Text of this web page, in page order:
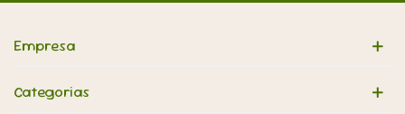
Empresa
Categorias